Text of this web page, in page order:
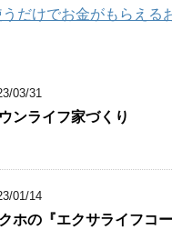
03/31
ンライフ家づくり
01/14
クホの『エクサライフコ